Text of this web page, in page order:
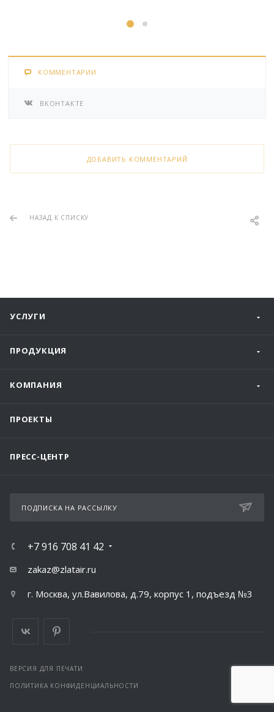
КОММЕНТАРИИ
ВКОНТАКТЕ
ДОБАВИТЬ КОММЕНТАРИЙ
НАЗАД К СПИСКУ
УСЛУГИ
ПРОДУКЦИЯ
КОМПАНИЯ
ПРОЕКТЫ
ПРЕСС-ЦЕНТР
ПОДПИСКА НА РАССЫЛКУ
+7 916 708 41 42
zakaz@zlatair.ru
г. Москва, ул.Вавилова, д.79, корпус 1, подъезд №3
ВЕРСИЯ ДЛЯ ПЕЧАТИ
ПОЛИТИКА КОНФИДЕНЦИАЛЬНОСТИ